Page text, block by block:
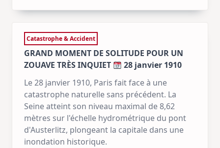
Catastrophe & Accident
GRAND MOMENT DE SOLITUDE POUR UN
ZOUAVE TRÈS INQUIET
28 janvier 1910
Le 28 janvier 1910, Paris fait face à une
catastrophe naturelle sans précédent. La
Seine atteint son niveau maximal de 8,62
mètres sur l'échelle hydrométrique du pont
d'Austerlitz, plongeant la capitale dans une
inondation historique.